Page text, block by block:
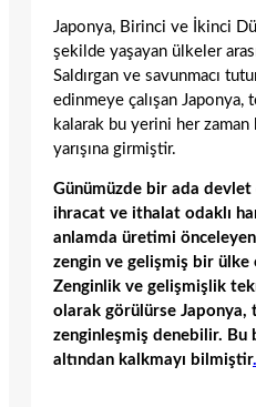
Japonya, Birinci ve İkinci
şekilde yaşayan ülkeler
Saldırgan ve savunmacı
edinmeye çalışan Japonya,
kalarak bu yerini her
yarışına girmiştir.
Günümüzde bir ada
ihracat ve ithalat odaklı
anlamda üretimi önceleyen
zengin ve gelişmiş bir
Zenginlik ve gelişmişlik
olarak görülürse Japonya,
zenginleşmiş denebilir. Bu
altından kalkmayı bilmiştir.